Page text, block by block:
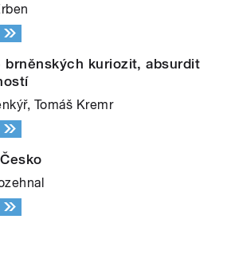
brněnských kuriozit, absurdit
Tomáš Kremr